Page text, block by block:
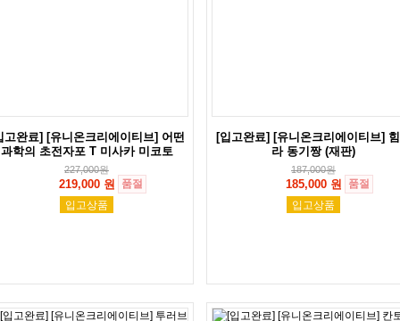
고완료] [유니온크리에이티브] 어떤
과학의 초전자포 T 미사카 미코토
227,000원
219,000 원
품절
입고상품
[입고완료] [유니온크리에이티브]
라 동기짱 (재판)
187,000원
185,000 원
품절
입고상품